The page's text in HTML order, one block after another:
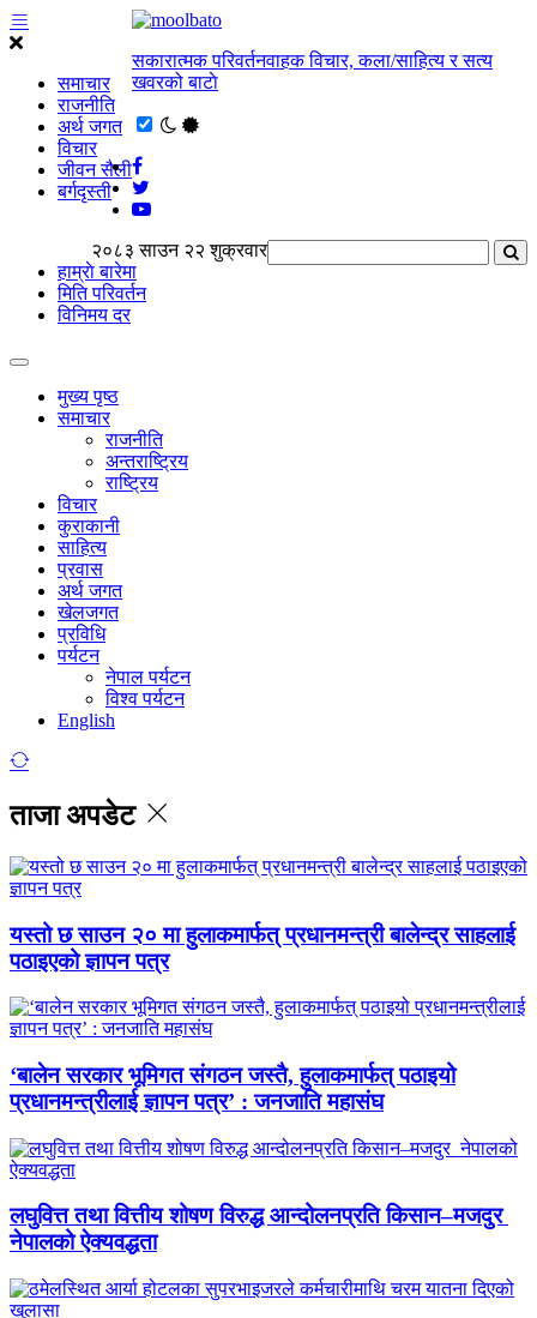
समाचार
राजनीति
अर्थ जगत
विचार
जीवन सैली
बर्गदृस्ती
सकारात्मक परिवर्तनवाहक विचार, कला/साहित्य र सत्य
खवरको बाटाे
२०८३ साउन २२ शुक्रवार
हाम्राे बारेमा
मिति परिवर्तन
विनिमय दर
मुख्य पृष्ठ
समाचार
राजनीति
अन्तराष्ट्रिय
राष्ट्रिय
विचार
कुराकानी
साहित्य
प्रवास
अर्थ जगत
खेलजगत
प्रविधि
पर्यटन
नेपाल पर्यटन
विश्व पर्यटन
English
ताजा अपडेट
यस्तो छ साउन २० मा हुलाकमार्फत् प्रधानमन्त्री बालेन्द्र साहलाई
पठाइएको ज्ञापन पत्र
‘बालेन सरकार भूमिगत संगठन जस्तै, हुलाकमार्फत् पठाइयो
प्रधानमन्त्रीलाई ज्ञापन पत्र’ : जनजाति महासंघ
लघुवित्त तथा वित्तीय शोषण विरुद्ध आन्दोलनप्रति किसान–मजदुर
नेपालको ऐक्यवद्धता